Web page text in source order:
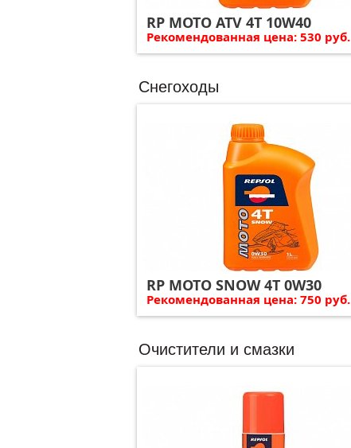
RP MOTO ATV 4T 10W40
Рекомендованная цена: 530 руб.
Снегоходы
RP MOTO SNOW 4T 0W30
Рекомендованная цена: 750 руб.
Очистители и смазки